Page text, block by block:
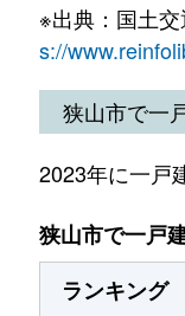
※出典：国土
s://
狭山市で一
2023年に一戸
狭山市で一戸
ランキング